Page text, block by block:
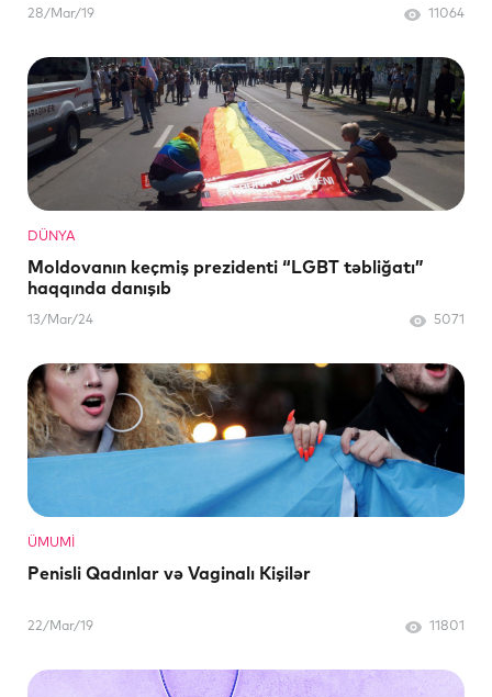
28/Mar/19 11064
DÜNYA
Moldovanın keçmiş prezidenti “LGBT təbliğatı”
haqqında danışıb
13/Mar/24 5071
ÜMUMI
Penisli Qadınlar və Vaginalı Kişilər
22/Mar/19 11801